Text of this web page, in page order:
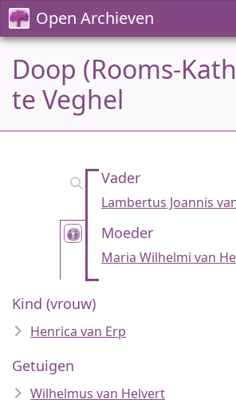
Open Archieven
Doop (Rooms-
te Veghel
Vader
Lambertus Joannis
Moeder
Maria Wilhelmi van
Kind (vrouw)
Henrica van Erp
Getuigen
Wilhelmus van Helvert